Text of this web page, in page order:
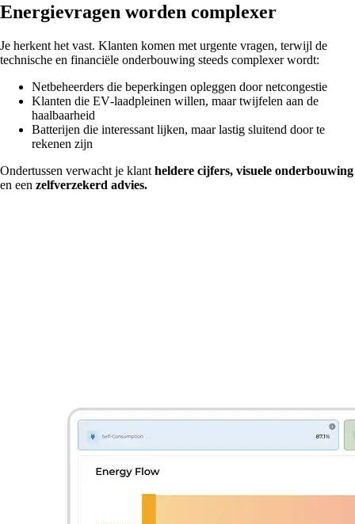
Energievragen worden complexer
Je herkent het vast. Klanten komen met urgente vragen, terwijl de
technische en financiële onderbouwing steeds complexer wordt:
Netbeheerders die beperkingen opleggen door netcongestie
Klanten die EV‑laadpleinen willen, maar twijfelen aan de
haalbaarheid
Batterijen die interessant lijken, maar lastig sluitend door te
rekenen zijn
Ondertussen verwacht je klant heldere cijfers, visuele onderbouwing
en een zelfverzekerd advies.